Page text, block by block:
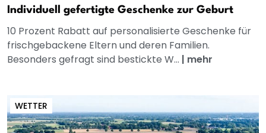
Individuell gefertigte Geschenke zur Geburt
10 Prozent Rabatt auf personalisierte Geschenke für
frischgebackene Eltern und deren Familien.
Besonders gefragt sind bestickte W... | mehr
WETTER